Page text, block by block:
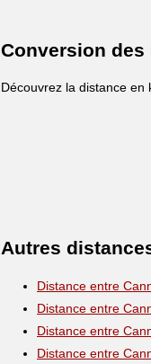
Conversion
Découvrez la distance en
Autres
Distance entre
Distance entre
Distance entre
Distance entre